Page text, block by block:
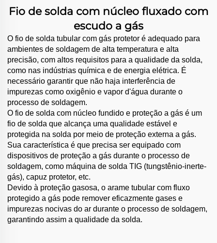
Fio de solda com núcleo fluxado com
escudo a gás
O fio de solda tubular com gás protetor é adequado para
ambientes de soldagem de alta temperatura e alta
precisão, com altos requisitos para a qualidade da solda,
como nas indústrias química e de energia elétrica. É
necessário garantir que não haja interferência de
impurezas como oxigênio e vapor d'água durante o
processo de soldagem.
O fio de solda com núcleo fundido e proteção a gás é um
fio de solda que alcança uma qualidade estável e
protegida na solda por meio de proteção externa a gás.
Sua característica é que precisa ser equipado com
dispositivos de proteção a gás durante o processo de
soldagem, como máquina de solda TIG (tungstênio-inerte-
gás), capuz protetor, etc.
Devido à proteção gasosa, o arame tubular com fluxo
protegido a gás pode remover eficazmente gases e
impurezas nocivas do ar durante o processo de soldagem,
garantindo assim a qualidade da solda.